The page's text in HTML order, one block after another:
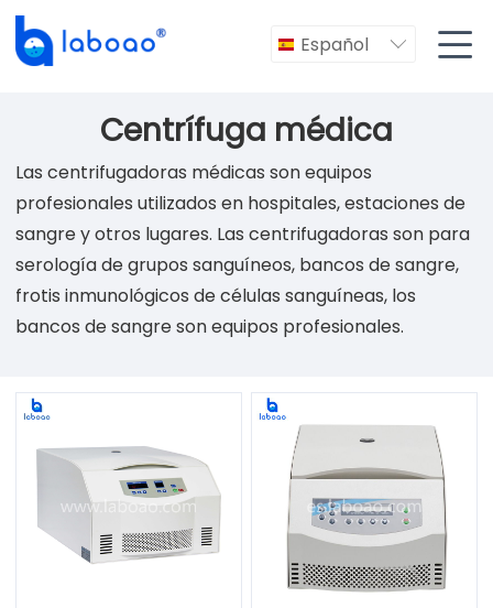
Español  
Centrífuga médica
Las centrifugadoras médicas son equipos
profesionales utilizados en hospitales, estaciones de
sangre y otros lugares. Las centrifugadoras son para
serología de grupos sanguíneos, bancos de sangre,
frotis inmunológicos de células sanguíneas, los
bancos de sangre son equipos profesionales.